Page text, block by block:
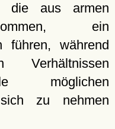
die aus armen
ein
führen, während
möglichen
zu nehmen